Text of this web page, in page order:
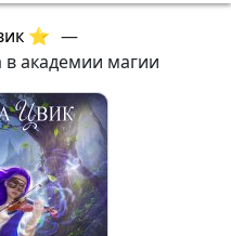
⭐ —
академии магии